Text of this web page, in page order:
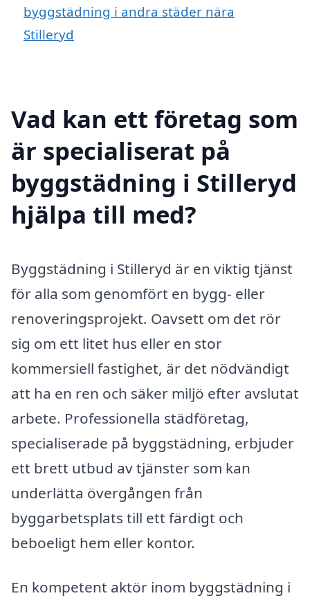
byggstädning i andra städer nära
Stilleryd
Vad kan ett företag som
är specialiserat på
byggstädning i Stilleryd
hjälpa till med?
Byggstädning i Stilleryd är en viktig tjänst
för alla som genomfört en bygg- eller
renoveringsprojekt. Oavsett om det rör
sig om ett litet hus eller en stor
kommersiell fastighet, är det nödvändigt
att ha en ren och säker miljö efter avslutat
arbete. Professionella städföretag,
specialiserade på byggstädning, erbjuder
ett brett utbud av tjänster som kan
underlätta övergången från
byggarbetsplats till ett färdigt och
beboeligt hem eller kontor.
En kompetent aktör inom byggstädning i